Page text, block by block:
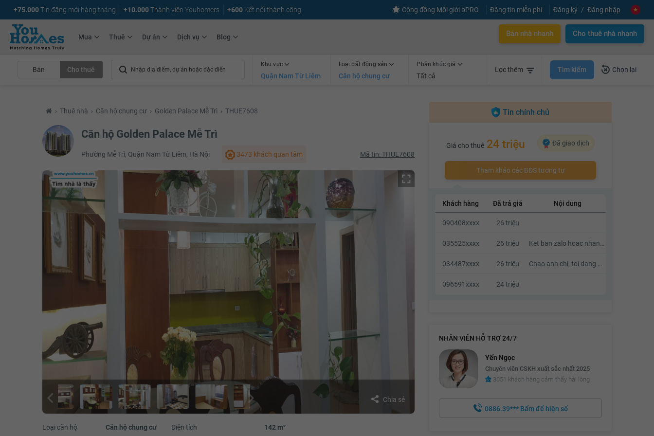
+75.000Tin đăng mới hàng tháng +10.000Thành viên Youhomers +600 Kết nối thành công Cộng đồng Môi giới bPRO Đăng tin miễn phí Đăng ký Đăng nhập
Mua Thuê Dự án Dịch vụ Blog Bán nhà nhanh Cho thuê nhà nhanh
Bán Cho thuê
Khu vực
Quận Nam Từ Liêm
Loại bất động sản
Căn hộ chung cư
Phân khúc giá
Tất cả
Lọc thêm Tìm kiếm Chọn lại
› Thuê nhà › Căn hộ chung cư › Golden Palace Mễ Trì › THUE7608
Căn hộ Golden Palace Mễ Trì
Phường Mễ Trì, Quận Nam Từ Liêm, Hà Nội 3473 khách quan tâm Mã tin: THUE7608
Chia sẻ
Loại căn hộ Căn hộ chung cư Diện tích 142 m²
Tin chính chủ
Giá cho thuê 24 triệu Đã giao dịch
Tham khảo các BĐS tương tự
Khách hàng Đã trả giá Nội dung
090408xxxx 26 triệu
035525xxxx 26 triệu Ket ban zalo hoac nhan tin a. Khong goi nhaa vi toi kha ban
034487xxxx 26 triệu Chao anh chi, toi dang quan tam den can nha cua anh chi, neu anh chi co thien chi ban thi chung ta co the lien he va trao doi truc tiep voi nhau.
096591xxxx 24 triệu
NHÂN VIÊN HỖ TRỢ 24/7
Yến Ngọc
Chuyên viên CSKH xuất sắc nhất 2025
3051 khách hàng cảm thấy hài lòng
0886.39*** Bấm để hiện số